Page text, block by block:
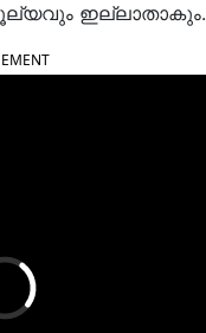
ഇല്ലാതാകും.